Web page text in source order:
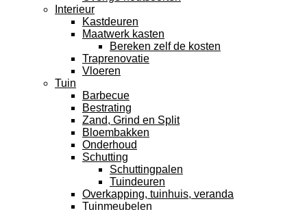
Interieur
Kastdeuren
Maatwerk kasten
Bereken zelf de kosten
Traprenovatie
Vloeren
Tuin
Barbecue
Bestrating
Zand, Grind en Split
Bloembakken
Onderhoud
Schutting
Schuttingpalen
Tuindeuren
Overkapping, tuinhuis, veranda
Tuinmeubelen